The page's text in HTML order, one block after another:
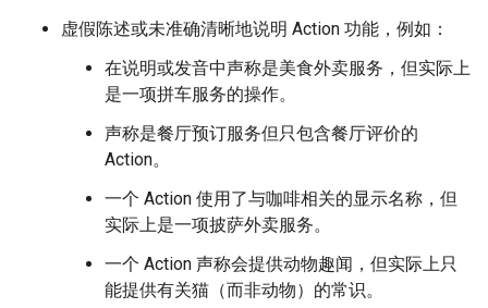
虚假陈述或未准确清晰地说明 Action 功能，例如：
在说明或发音中声称是美食外卖服务，但实际上
是一项拼车服务的操作。
声称是餐厅预订服务但只包含餐厅评价的
Action。
一个 Action 使用了与咖啡相关的显示名称，但
实际上是一项披萨外卖服务。
一个 Action 声称会提供动物趣闻，但实际上只
能提供有关猫（而非动物）的常识。